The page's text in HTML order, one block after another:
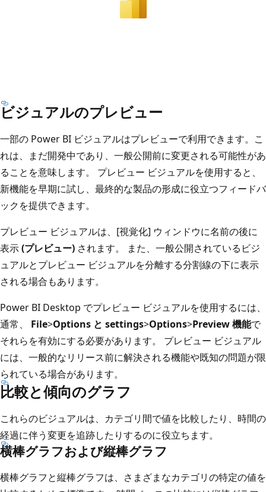
ビジュアルのプレビュー
一部の Power BI ビジュアルはプレビューで利用できます。こ
れは、まだ開発中であり、一般公開前に変更される可能性があ
ることを意味します。 プレビュー ビジュアルを使用すると、
新機能を早期に試し、最終的な製品の形成に役立つフィードバ
ックを提供できます。
プレビュー ビジュアルは、[視覚化] ウィンドウに名前の後に
表示(プレビュー) されます。 また、一般公開されているビジ
ュアルとプレビュー ビジュアルを分離する分割線の下に表示
される場合もあります。
Power BI Desktop でプレビュー ビジュアルを使用するには、
通常、 File>Options と settings>Options>Preview 機能で
それらを有効にする必要があります。 プレビュー ビジュアル
には、一般的なリリース前に解決される機能や既知の問題が限
られている場合があります。
比較と傾向のグラフ
これらのビジュアルは、カテゴリ間で値を比較したり、時間の
経過に伴う変更を追跡したりするのに役立ちます。
横棒グラフおよび縦棒グラフ
横棒グラフと縦棒グラフは、さまざまなカテゴリの特定の値を